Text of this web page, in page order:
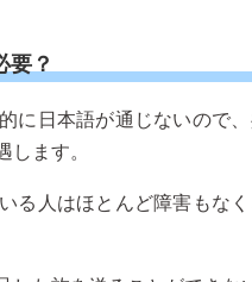
要？
に日本語が通じないので
します。
る人はほとんど障害もな